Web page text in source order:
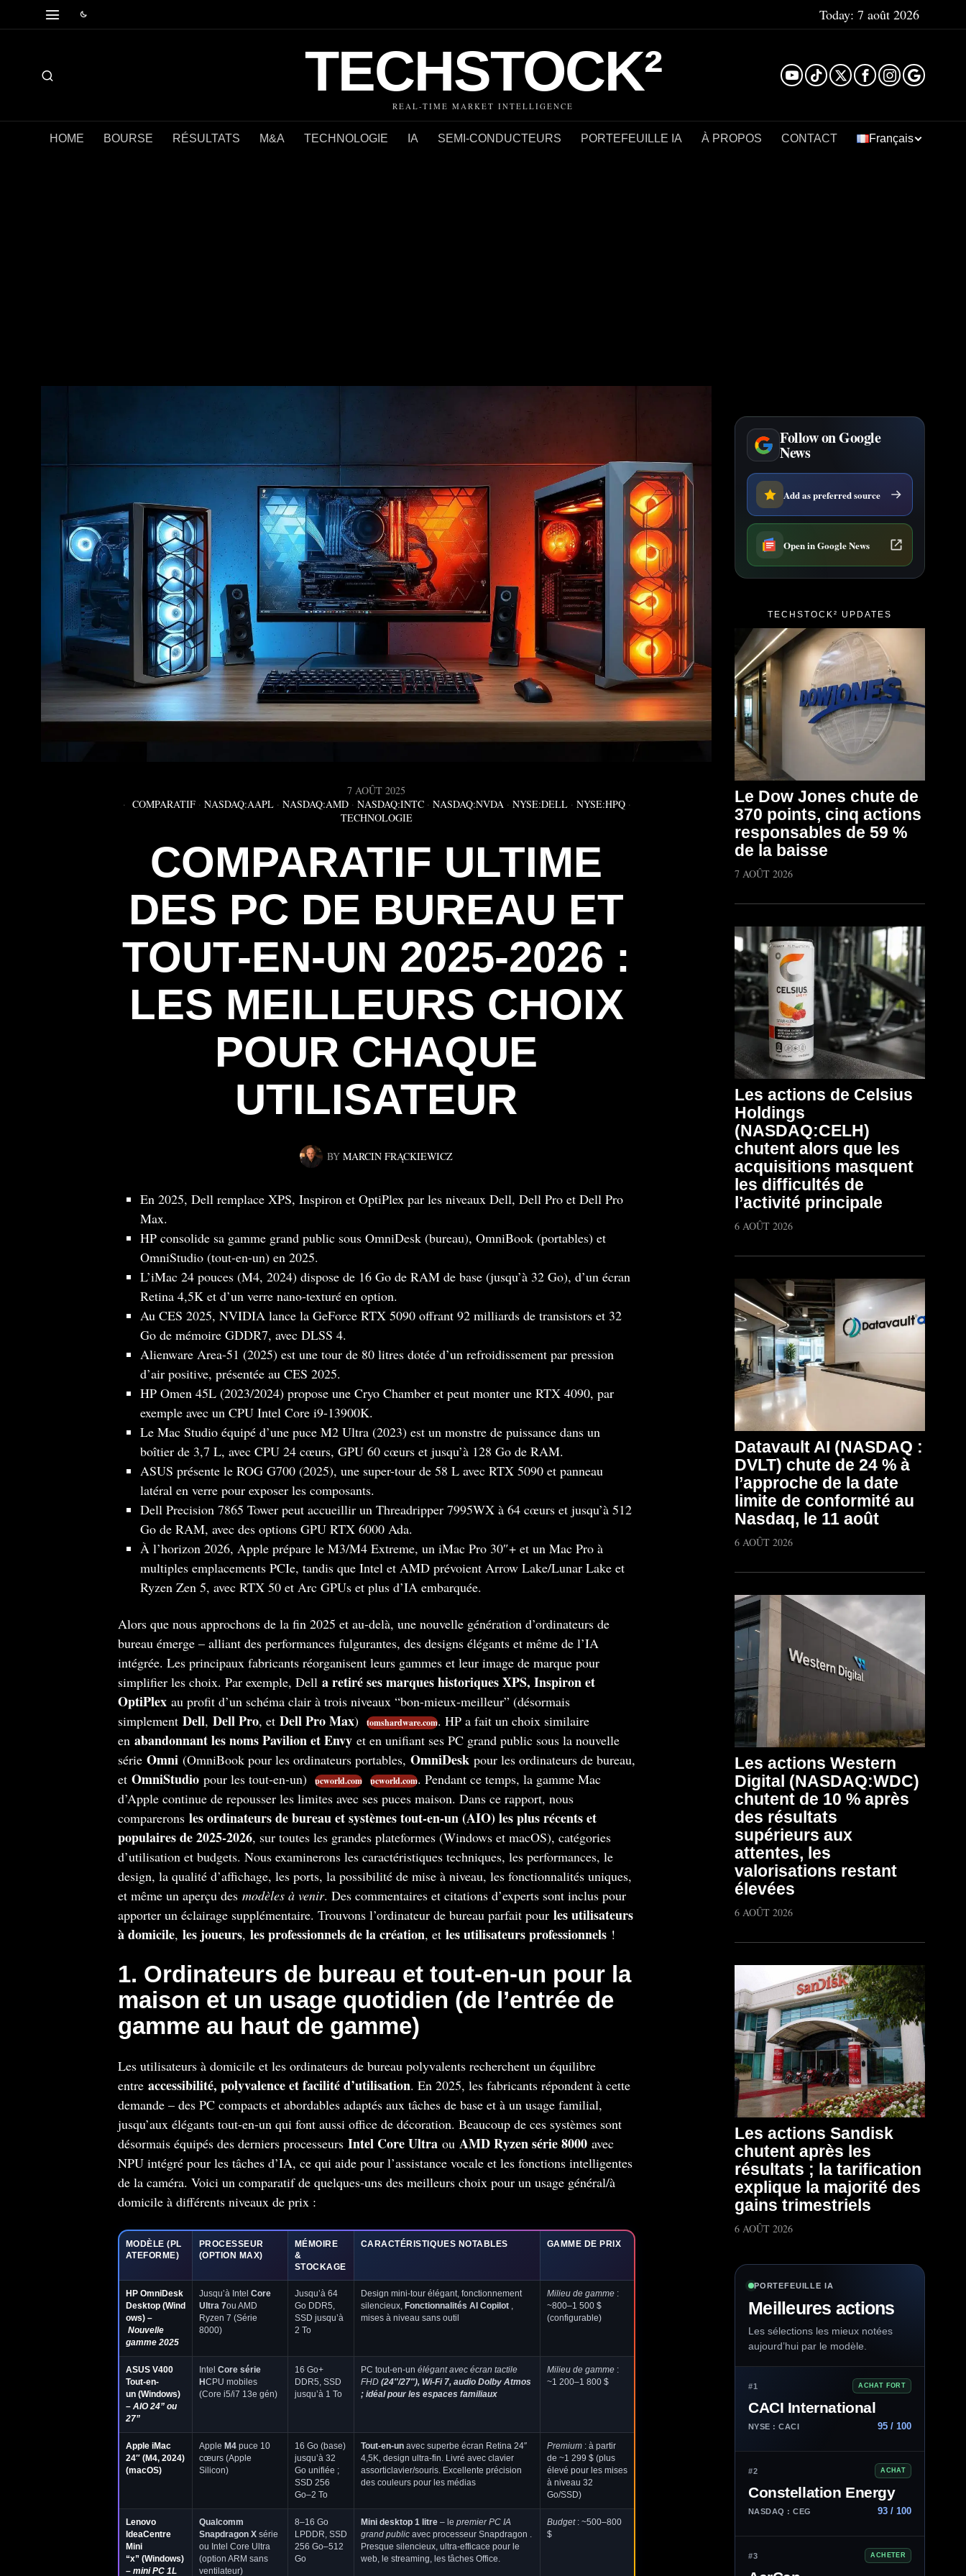
Today: 7 août 2026
TECHSTOCK²
REAL-TIME MARKET INTELLIGENCE
HOME BOURSE RÉSULTATS M&A TECHNOLOGIE IA SEMI-CONDUCTEURS PORTEFEUILLE IA À PROPOS CONTACT Français
7 AOÛT 2025
COMPARATIF · NASDAQ:AAPL · NASDAQ:AMD · NASDAQ:INTC · NASDAQ:NVDA · NYSE:DELL · NYSE:HPQ ·
TECHNOLOGIE
COMPARATIF ULTIME
DES PC DE BUREAU ET
TOUT-EN-UN 2025-2026 :
LES MEILLEURS CHOIX
POUR CHAQUE
UTILISATEUR
BY MARCIN FRĄCKIEWICZ
En 2025, Dell remplace XPS, Inspiron et OptiPlex par les niveaux Dell, Dell Pro et Dell Pro
Max.
HP consolide sa gamme grand public sous OmniDesk (bureau), OmniBook (portables) et
OmniStudio (tout-en-un) en 2025.
L’iMac 24 pouces (M4, 2024) dispose de 16 Go de RAM de base (jusqu’à 32 Go), d’un écran
Retina 4,5K et d’un verre nano-texturé en option.
Au CES 2025, NVIDIA lance la GeForce RTX 5090 offrant 92 milliards de transistors et 32
Go de mémoire GDDR7, avec DLSS 4.
Alienware Area-51 (2025) est une tour de 80 litres dotée d’un refroidissement par pression
d’air positive, présentée au CES 2025.
HP Omen 45L (2023/2024) propose une Cryo Chamber et peut monter une RTX 4090, par
exemple avec un CPU Intel Core i9-13900K.
Le Mac Studio équipé d’une puce M2 Ultra (2023) est un monstre de puissance dans un
boîtier de 3,7 L, avec CPU 24 cœurs, GPU 60 cœurs et jusqu’à 128 Go de RAM.
ASUS présente le ROG G700 (2025), une super-tour de 58 L avec RTX 5090 et panneau
latéral en verre pour exposer les composants.
Dell Precision 7865 Tower peut accueillir un Threadripper 7995WX à 64 cœurs et jusqu’à 512
Go de RAM, avec des options GPU RTX 6000 Ada.
À l’horizon 2026, Apple prépare le M3/M4 Extreme, un iMac Pro 30″+ et un Mac Pro à
multiples emplacements PCIe, tandis que Intel et AMD prévoient Arrow Lake/Lunar Lake et
Ryzen Zen 5, avec RTX 50 et Arc GPUs et plus d’IA embarquée.
Alors que nous approchons de la fin 2025 et au-delà, une nouvelle génération d’ordinateurs de
bureau émerge – alliant des performances fulgurantes, des designs élégants et même de l’IA
intégrée. Les principaux fabricants réorganisent leurs gammes et leur image de marque pour
simplifier les choix. Par exemple, Dell a retiré ses marques historiques XPS, Inspiron et
OptiPlexau profit d’un schéma clair à trois niveaux “bon-mieux-meilleur” (désormais
simplement Dell, Dell Pro, et Dell Pro Max) tomshardware.com. HP a fait un choix similaire
en abandonnant les noms Pavilion et Envyet en unifiant ses PC grand public sous la nouvelle
série Omni(OmniBook pour les ordinateurs portables, OmniDeskpour les ordinateurs de bureau,
et OmniStudiopour les tout-en-un) pcworld.com pcworld.com. Pendant ce temps, la gamme Mac
d’Apple continue de repousser les limites avec ses puces maison. Dans ce rapport, nous
comparerons les ordinateurs de bureau et systèmes tout-en-un (AIO) les plus récents et
populaires de 2025-2026, sur toutes les grandes plateformes (Windows et macOS), catégories
d’utilisation et budgets. Nous examinerons les caractéristiques techniques, les performances, le
design, la qualité d’affichage, les ports, la possibilité de mise à niveau, les fonctionnalités uniques,
et même un aperçu des modèles à venir. Des commentaires et citations d’experts sont inclus pour
apporter un éclairage supplémentaire. Trouvons l’ordinateur de bureau parfait pour les utilisateurs
à domicile, les joueurs, les professionnels de la création, et les utilisateurs professionnels!
1. Ordinateurs de bureau et tout-en-un pour la
maison et un usage quotidien (de l’entrée de
gamme au haut de gamme)
Les utilisateurs à domicile et les ordinateurs de bureau polyvalents recherchent un équilibre
entre accessibilité, polyvalence et facilité d’utilisation. En 2025, les fabricants répondent à cette
demande – des PC compacts et abordables adaptés aux tâches de base et à un usage familial,
jusqu’aux élégants tout-en-un qui font aussi office de décoration. Beaucoup de ces systèmes sont
désormais équipés des derniers processeurs Intel Core Ultraou AMD Ryzen série 8000avec
NPU intégré pour les tâches d’IA, ce qui aide pour l’assistance vocale et les fonctions intelligentes
de la caméra. Voici un comparatif de quelques-uns des meilleurs choix pour un usage général/à
domicile à différents niveaux de prix :
MODÈLE (PL
ATEFORME)
PROCESSEUR
(OPTION MAX)
MÉMOIRE
&
STOCKAGE
CARACTÉRISTIQUES NOTABLES GAMME DE PRIX
HP OmniDesk
Desktop(Wind
ows) –
Nouvelle
gamme 2025
Jusqu’à Intel Core
Ultra 7ou AMD
Ryzen 7 (Série
8000)
Jusqu’à 64
Go DDR5,
SSD jusqu’à
2 To
Design mini-tour élégant, fonctionnement
silencieux, Fonctionnalités AI Copilot,
mises à niveau sans outil
Milieu de gamme:
~800–1 500 $
(configurable)
ASUS V400
Tout-en-
un(Windows)
– AIO 24” ou
27”
Intel Core série
HCPU mobiles
(Core i5/i7 13e gén)
16 Go+
DDR5, SSD
jusqu’à 1 To
PC tout-en-un élégant avec écran tactile
FHD (24″/27″), Wi-Fi 7, audio Dolby Atmos
; idéal pour les espaces familiaux
Milieu de gamme:
~1 200–1 800 $
Apple iMac
24″ (M4, 2024)
(macOS)
Apple M4puce 10
cœurs (Apple
Silicon)
16 Go (base)
jusqu’à 32
Go unifiée ;
SSD 256
Go–2 To
Tout-en-unavec superbe écran Retina 24″
4,5K, design ultra-fin. Livré avec clavier
assorticlavier/souris. Excellente précision
des couleurs pour les médias
Premium: à partir
de ~1 299 $ (plus
élevé pour les mises
à niveau 32
Go/SSD)
Lenovo
IdeaCentre
Mini
“x”(Windows)
– mini PC 1L
Qualcomm
Snapdragon Xsérie
ou Intel Core Ultra
(option ARM sans
ventilateur)
8–16 Go
LPDDR, SSD
256 Go–512
Go
Mini desktop 1 litre– le premier PC IA
grand publicavec processeur Snapdragon .
Presque silencieux, ultra-efficace pour le
web, le streaming, les tâches Office.
Budget: ~500–800
$
Follow on Google
News
Add as preferred source
Open in Google News
TECHSTOCK² UPDATES
Le Dow Jones chute de
370 points, cinq actions
responsables de 59 %
de la baisse
7 AOÛT 2026
Les actions de Celsius
Holdings
(NASDAQ:CELH)
chutent alors que les
acquisitions masquent
les difficultés de
l’activité principale
6 AOÛT 2026
Datavault AI (NASDAQ :
DVLT) chute de 24 % à
l’approche de la date
limite de conformité au
Nasdaq, le 11 août
6 AOÛT 2026
Les actions Western
Digital (NASDAQ:WDC)
chutent de 10 % après
des résultats
supérieurs aux
attentes, les
valorisations restant
élevées
6 AOÛT 2026
Les actions Sandisk
chutent après les
résultats ; la tarification
explique la majorité des
gains trimestriels
6 AOÛT 2026
PORTEFEUILLE IA
Meilleures actions
Les sélections les mieux notées
aujourd’hui par le modèle.
#1 ACHAT FORT
CACI International
NYSE : CACI 95 / 100
#2 ACHAT
Constellation Energy
NASDAQ : CEG 93 / 100
#3 ACHETER